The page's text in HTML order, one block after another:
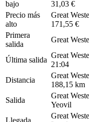
bajo
31,03 €
Precio más
alto
Great
171,55 €
Primera
salida
Great
Última salida
Great
21:04
Distancia
Great
188,15 km
Salida
Great
Yeovil
Llegada
Great